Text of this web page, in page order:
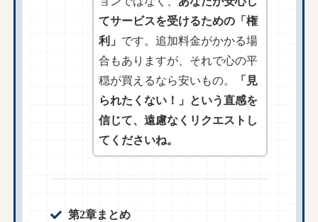
てサービスを受けるための「権
利」 です。追加料金がかかる場
合もありますが、それで心の平
穏が買えるなら安いもの。
「見
られたくない！」という直感を
信じて、遠慮なくリクエストし
てくださいね。
第2章まとめ